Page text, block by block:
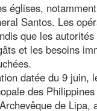
églises,
Santos. Les
que les
et les besoins
datée du 9 juin,
des
de Lipa,